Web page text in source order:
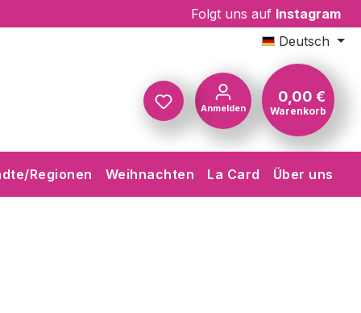
Folgt uns auf Instagram
Deutsch
Anmelden
0,00 €
Warenkorb
Regionen Weihnachten La Card Über uns